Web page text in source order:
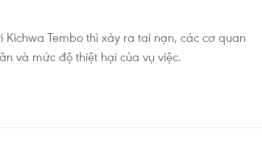
Tembo thì xảy ra tai nạn, các cơ quan
và mức độ thiệt hại của vụ việc.